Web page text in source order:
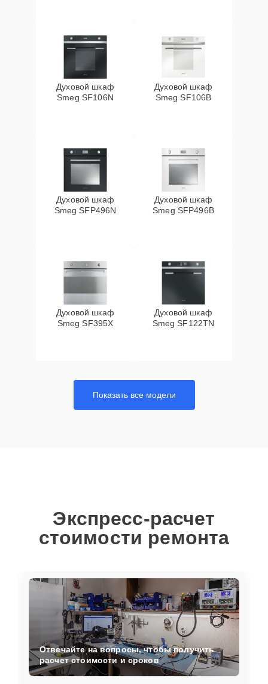
Духовой шкаф
Smeg SF106N
Духовой шкаф
Smeg SF106B
Духовой шкаф
Smeg SFP496N
Духовой шкаф
Smeg SFP496B
Духовой шкаф
Smeg SF395X
Духовой шкаф
Smeg SF122TN
Показать все модели
Экспресс-расчет
стоимости ремонта
Отвечайте на вопросы, чтобы получить
расчет стоимости и сроков